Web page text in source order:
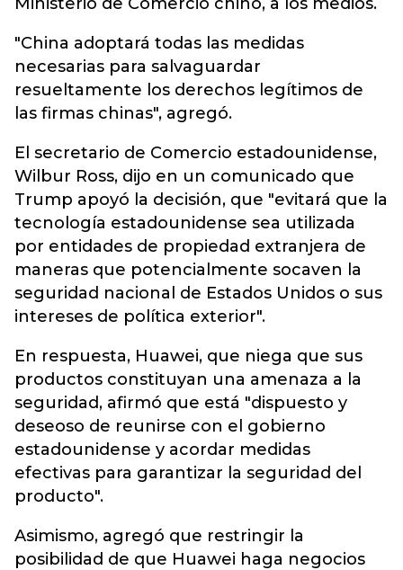
"China adoptará todas las medidas
necesarias para salvaguardar
resueltamente los derechos legítimos de
las firmas chinas", agregó.
El secretario de Comercio estadounidense,
Wilbur Ross, dijo en un comunicado que
Trump apoyó la decisión, que "evitará que la
tecnología estadounidense sea utilizada
por entidades de propiedad extranjera de
maneras que potencialmente socaven la
seguridad nacional de Estados Unidos o sus
intereses de política exterior".
En respuesta, Huawei, que niega que sus
productos constituyan una amenaza a la
seguridad, afirmó que está "dispuesto y
deseoso de reunirse con el gobierno
estadounidense y acordar medidas
efectivas para garantizar la seguridad del
producto".
Asimismo, agregó que restringir la
posibilidad de que Huawei haga negocios